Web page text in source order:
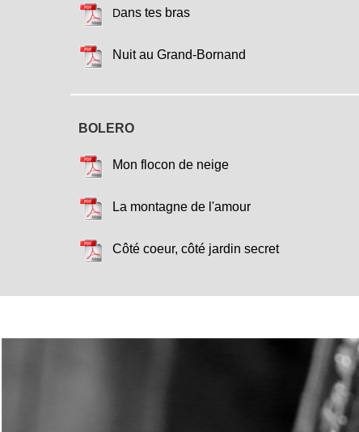
Dans tes bras
Nuit au Grand-Bornand
BOLERO
Mon flocon de neige
La montagne de l'amour
Côté coeur, côté jardin secret